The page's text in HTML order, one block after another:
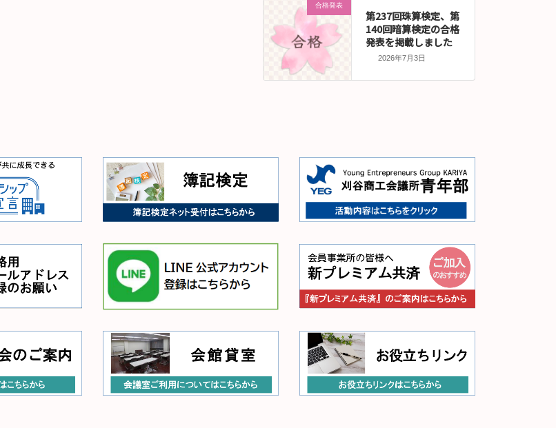
合格発表
第237回珠算検定、第
140回暗算検定の合格
発表を掲載しました
2026年7月3日